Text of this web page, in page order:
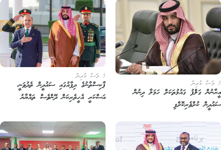
ގަލްފު ގައުމުތަކަށް ހަމަލާ ދިނުން
ކުށްވެރިކޮށްފި
ޕާކިސްތާނުގެ ދިފާއުގައި ސައުދީން ތެދުވަނީ،
އަސްކަރީ އެހީތެރިކަން ދޭންވެސް ތައްޔާރު